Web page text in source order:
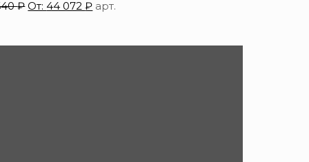
₽ От:44 072₽ арт.